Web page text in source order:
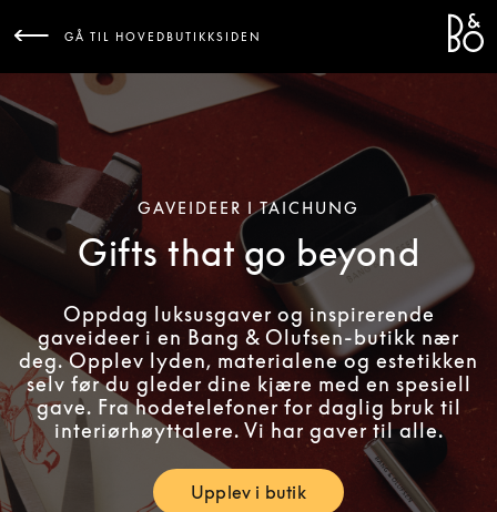
GÅ TIL HOVEDBUTIKKSIDEN
GAVEIDEER I TAICHUNG
Gifts that go beyond
Oppdag luksusgaver og inspirerende
gaveideer i en Bang & Olufsen-butikk nær
deg. Opplev lyden, materialene og estetikken
selv før du gleder dine kjære med en spesiell
gave. Fra hodetelefoner for daglig bruk til
interiørhøyttalere. Vi har gaver til alle.
Upplev i butikLink Opens in New Tab